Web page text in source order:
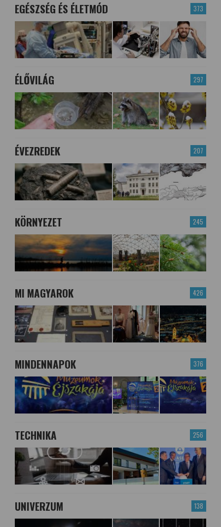
373
EGÉSZSÉG ÉS ÉLETMÓD
297
ÉLŐVILÁG
207
ÉVEZREDEK
245
KÖRNYEZET
426
MI MAGYAROK
376
MINDENNAPOK
256
TECHNIKA
138
UNIVERZUM